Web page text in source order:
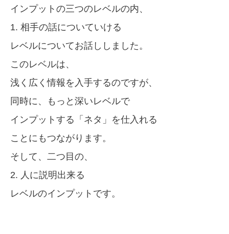
インプットの三つのレベルの内、
1. 相手の話についていける
レベルについてお話ししました。
このレベルは、
浅く広く情報を入手するのですが、
同時に、もっと深いレベルで
インプットする「ネタ」を仕入れる
ことにもつながります。
そして、二つ目の、
2. 人に説明出来る
レベルのインプットです。